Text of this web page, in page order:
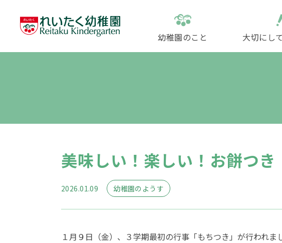
幼稚園のこと 大切にし
園長のごあいさつ 園
園
私たちのおもい 教
保育内容 英
（
「ほっぷ」「すてっぷ」
子
募集要項 保育
未就園児クラス
入園のご案内
アクセス
美味しい！楽しい！お餅つき
2026.01.09 幼稚園のようす
１月９日（金）、３学期最初の行事「もちつき」が行われま